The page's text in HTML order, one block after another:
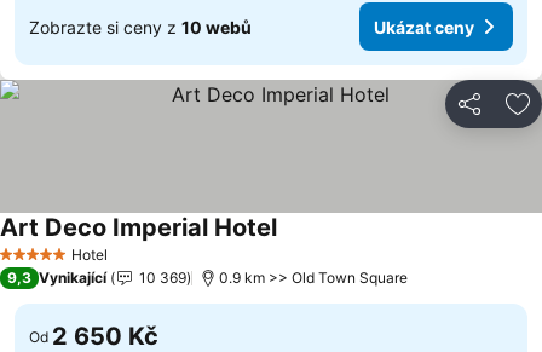
Zobrazte si ceny z 10 webů Ukázat ceny
Sdílet
5 Počet hvězdiček
Hotel
Art Deco Imperial Hotel
9,3 Vynikající 10 369 0.9 km >> Old Town Square
Od 2 650 Kč